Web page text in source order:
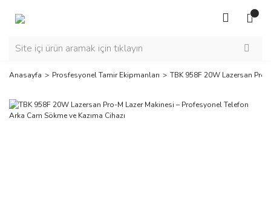
Anasayfa Prosfesyonel Tamir Ekipmanları TBK 958F 20W Lazersan Pro-